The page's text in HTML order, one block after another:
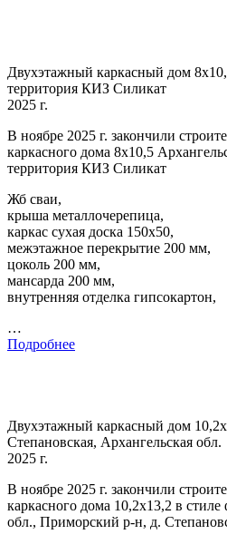
Двухэтажный каркасный дом
территория КИЗ Силикат
2025 г.
В ноябре 2025 г. закончили
каркасного дома 8х10,5
территория КИЗ Силикат
Жб сваи,
крыша металлочерепица,
каркас сухая доска 150х50,
межэтажное перекрытие 200 мм,
цоколь 200 мм,
мансарда 200 мм,
внутренняя отделка гипсокартон,
…
Подробнее
Двухэтажный каркасный дом
Степановская, Архангельская обл.
2025 г.
В ноябре 2025 г. закончили
каркасного дома 10,2х13,2 в
обл., Приморский р-н, д.